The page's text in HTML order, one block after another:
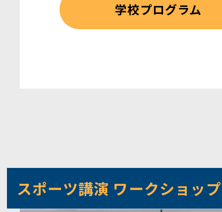
学校プログラム
スポーツ講演 ワークショップ